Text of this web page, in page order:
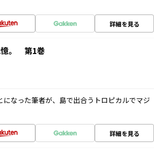
詳細を見る
憶。 第1巻
なった筆者が、島で出合うトロピカルでマジ
詳細を見る